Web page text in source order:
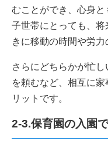
むことができ、心身と
子世帯にとっても、
きに移動の時間や労力
さらにどちらかが忙
を頼むなど、相互に
リットです。
2-3.保育園の入園